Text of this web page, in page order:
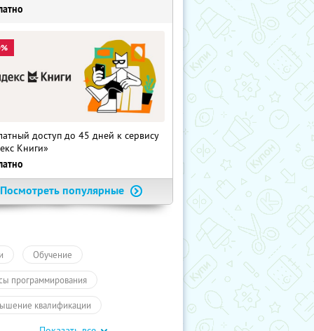
доступ до 45 дней к сервису
Книги»
Посмотреть популярные
Обучение
программирования
квалификации